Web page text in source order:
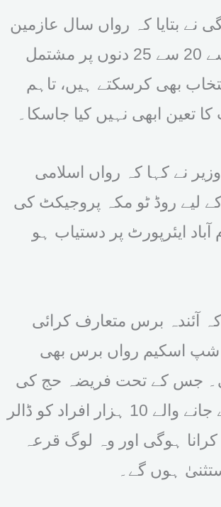
نے بتایا کہ رواں سال عازمین
اپنی مرضی سے 20 سے 25 دنوں پر مشتمل
بھی کرسکتے ہیں، تاہم
تعین ابھی نہیں کیا جاسکا۔
نے کہا کہ رواں اسلامی
لیے روڈ ٹو مکہ پروجیکٹ کی
ایئرپورٹ پر دستیاب ہو
آئندہ برس متعارف کرائی
شپ اسکیم رواں برس بھی
جس کے تحت فریضہ حج کی
ادائیگی کے لیے جانے والے 10 ہزار افراد کو ڈالر
ہوگی اور وہ لوگ قرعہ
ہوں گے۔